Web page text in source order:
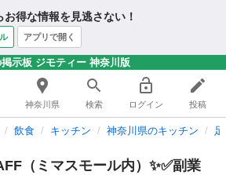
お得な情報を見逃さない！
アプリで開く
示板 ジモティー 神奈川版
神奈川県 検索 ログイン 投稿
飲食 キッチン 神奈川県のキッチン
（ミマスモール内）✨✅副業